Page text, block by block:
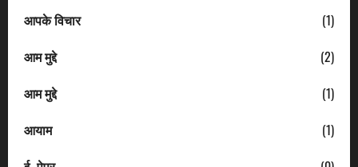
आपके विचार
(1)
आम मुद्दे
(2)
आम मुद्दे
(1)
आयाम
(1)